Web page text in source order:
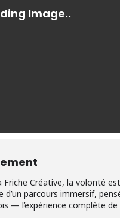
Friche Créative, la volonté
d’un parcours immersif,
— l’expérience complète de